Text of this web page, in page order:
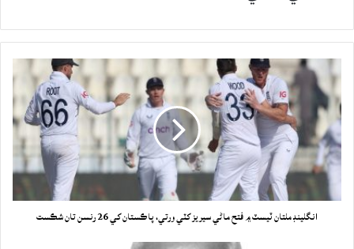
انگلينڊ ملتان ٽيسٽ ۾ فتح ماڻي سيريز کٽي ورتي، پاڪستان کي 26 رنسن تان شڪست